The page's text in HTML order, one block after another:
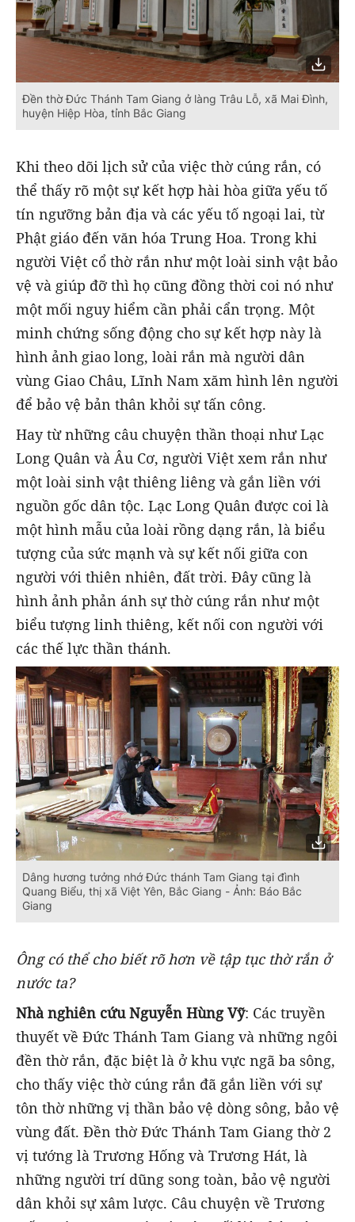
Đền thờ Đức Thánh Tam Giang ở làng Trâu Lỗ, xã Mai Đình,
huyện Hiệp Hòa, tỉnh Bắc Giang
Khi theo dõi lịch sử của việc thờ cúng rắn, có
thể thấy rõ một sự kết hợp hài hòa giữa yếu tố
tín ngưỡng bản địa và các yếu tố ngoại lai, từ
Phật giáo đến văn hóa Trung Hoa. Trong khi
người Việt cổ thờ rắn như một loài sinh vật bảo
vệ và giúp đỡ thì họ cũng đồng thời coi nó như
một mối nguy hiểm cần phải cẩn trọng. Một
minh chứng sống động cho sự kết hợp này là
hình ảnh giao long, loài rắn mà người dân
vùng Giao Châu, Lĩnh Nam xăm hình lên người
để bảo vệ bản thân khỏi sự tấn công.
Hay từ những câu chuyện thần thoại như Lạc
Long Quân và Âu Cơ, người Việt xem rắn như
một loài sinh vật thiêng liêng và gắn liền với
nguồn gốc dân tộc. Lạc Long Quân được coi là
một hình mẫu của loài rồng dạng rắn, là biểu
tượng của sức mạnh và sự kết nối giữa con
người với thiên nhiên, đất trời. Đây cũng là
hình ảnh phản ánh sự thờ cúng rắn như một
biểu tượng linh thiêng, kết nối con người với
các thế lực thần thánh.
Dâng hương tưởng nhớ Đức thánh Tam Giang tại đình
Quang Biểu, thị xã Việt Yên, Bắc Giang - Ảnh: Báo Bắc
Giang
Ông có thể cho biết rõ hơn về tập tục thờ rắn ở
nước ta?
Nhà nghiên cứu Nguyễn Hùng Vỹ: Các truyền
thuyết về Đức Thánh Tam Giang và những ngôi
đền thờ rắn, đặc biệt là ở khu vực ngã ba sông,
cho thấy việc thờ cúng rắn đã gắn liền với sự
tôn thờ những vị thần bảo vệ dòng sông, bảo vệ
vùng đất. Đền thờ Đức Thánh Tam Giang thờ 2
vị tướng là Trương Hống và Trương Hát, là
những người trí dũng song toàn, bảo vệ người
dân khỏi sự xâm lược. Câu chuyện về Trương